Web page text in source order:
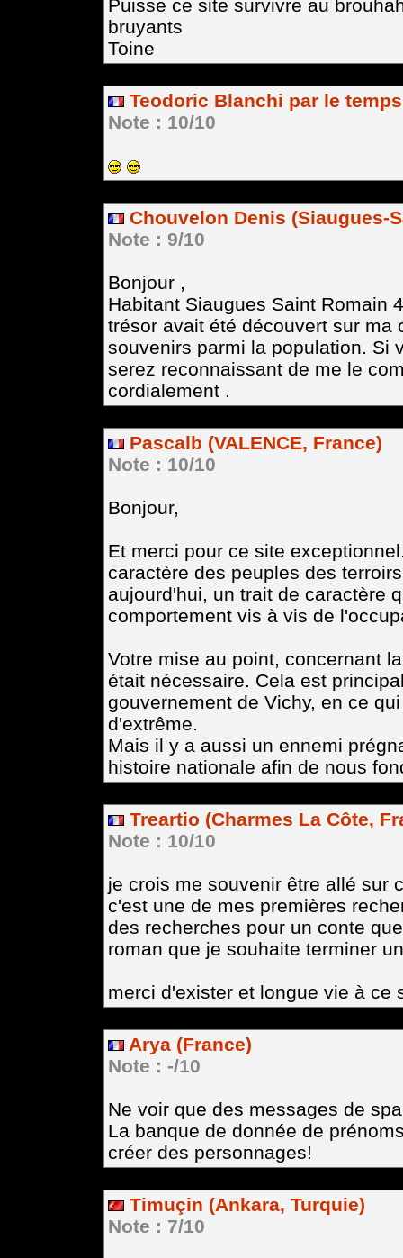
Puisse ce site survivre au
bruyants
Toine
Teodoric Blanchi par le
Note : 10/10
Chouvelon Denis (Siaugues-
Note : 9/10
Bonjour ,
Habitant Siaugues Saint Romain
trésor avait été découvert sur ma
souvenirs parmi la population. Si
serez reconnaissant de me le
cordialement .
Pascalb (VALENCE, France)
Note : 10/10
Bonjour,
Et merci pour ce site
caractère des peuples des
aujourd'hui, un trait de caractère
comportement vis à vis de
Votre mise au point, concernant
était nécessaire. Cela est
gouvernement de Vichy, en ce
d'extrême.
Mais il y a aussi un ennemi
histoire nationale afin de nous
Treartio (Charmes La Côte,
Note : 10/10
je crois me souvenir être allé sur
c'est une de mes premières
des recherches pour un conte
roman que je souhaite terminer
merci d'exister et longue vie à ce
Arya (France)
Note : -/10
Ne voir que des messages de
La banque de donnée de
créer des personnages!
Timuçin (Ankara, Turquie)
Note : 7/10